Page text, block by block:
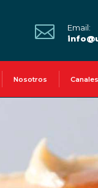

Email:
Nosotros